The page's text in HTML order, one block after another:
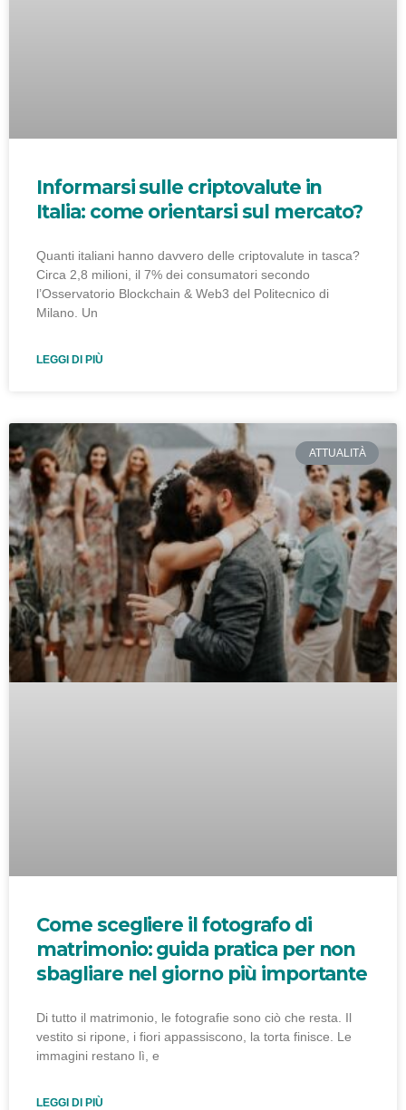
Informarsi sulle criptovalute in
Italia: come orientarsi sul mercato?
Quanti italiani hanno davvero delle criptovalute in tasca?
Circa 2,8 milioni, il 7% dei consumatori secondo
l’Osservatorio Blockchain & Web3 del Politecnico di
Milano. Un
LEGGI DI PIÙ
ATTUALITÀ
Come scegliere il fotografo di
matrimonio: guida pratica per non
sbagliare nel giorno più importante
Di tutto il matrimonio, le fotografie sono ciò che resta. Il
vestito si ripone, i fiori appassiscono, la torta finisce. Le
immagini restano lì, e
LEGGI DI PIÙ